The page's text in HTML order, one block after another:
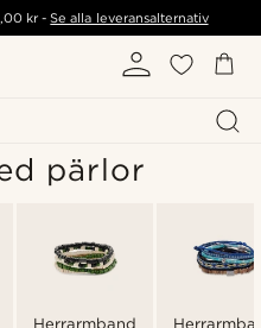
kr -Se alla leveransalternativ
pärlor
Herrarmband